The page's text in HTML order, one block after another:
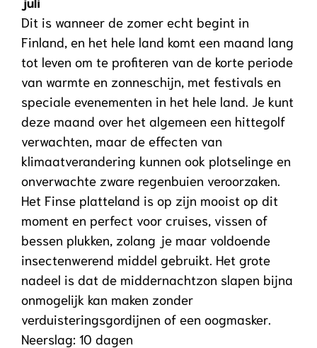
Dit is wanneer de zomer echt begint in
Finland, en het hele land komt een maand lang
tot leven om te profiteren van de korte periode
van warmte en zonneschijn, met festivals en
speciale evenementen in het hele land. Je kunt
deze maand over het algemeen een hittegolf
verwachten, maar de effecten van
klimaatverandering kunnen ook plotselinge en
onverwachte zware regenbuien veroorzaken.
Het Finse platteland is op zijn mooist op dit
moment en perfect voor cruises, vissen of
bessen plukken, zolang je maar voldoende
insectenwerend middel gebruikt. Het grote
nadeel is dat de middernachtzon slapen bijna
onmogelijk kan maken zonder
verduisteringsgordijnen of een oogmasker.
Neerslag: 10 dagen